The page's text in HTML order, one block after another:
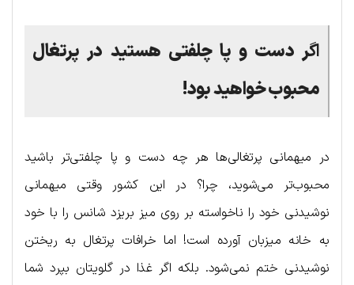
اگر دست و پا چلفتی هستید در پرتغال
محبوب خواهید بود!
در میهمانی پرتغالی‌ها هر چه دست و پا چلفتی‌تر باشید
محبوب‌تر می‌شوید، چرا؟ در این کشور وقتی میهمانی
نوشیدنی خود را ناخواسته بر روی میز بریزد شانس را با خود
به خانه میزبان آورده است! اما خرافات پرتغال به ریختن
نوشیدنی ختم نمی‌شود. بلکه اگر غذا در گلویتان بپرد شما